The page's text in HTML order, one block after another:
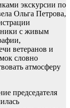
экскурсии по
Ольга Петрова,
с живым
ветеранов и
словно
атмосферу
председателя